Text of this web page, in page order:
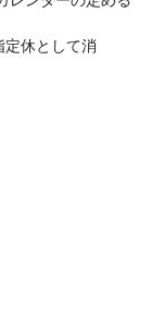
休として消